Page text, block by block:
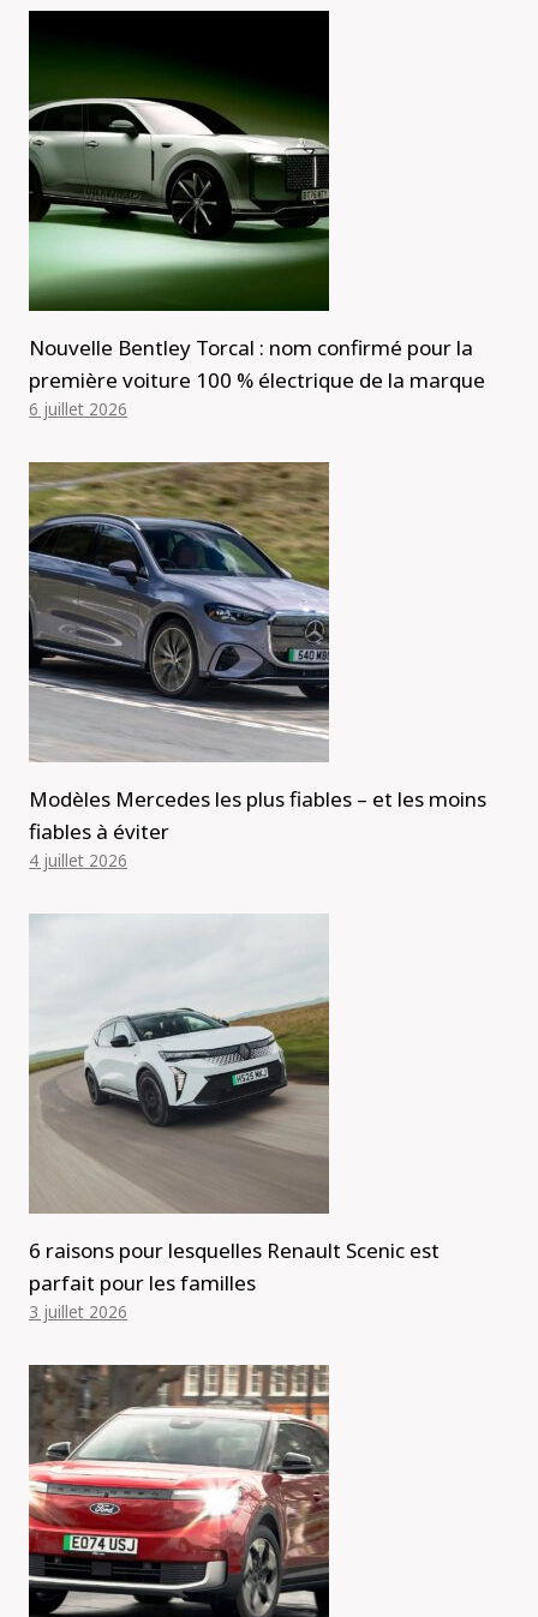
Nouvelle Bentley Torcal : nom confirmé pour la
première voiture 100 % électrique de la marque
6 juillet 2026
Modèles Mercedes les plus fiables – et les moins
fiables à éviter
4 juillet 2026
6 raisons pour lesquelles Renault Scenic est
parfait pour les familles
3 juillet 2026